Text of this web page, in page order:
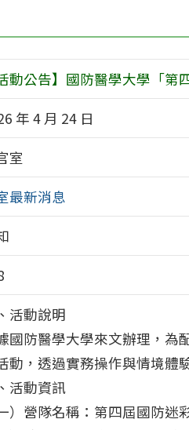
活動公告】國防醫學大學「第
年 4 月 24 日
室
最新消息
活動說明
國防醫學大學來文辦理，為
動，透過實務操作與情境體
活動資訊
一）營隊名稱：第四屆國防迷